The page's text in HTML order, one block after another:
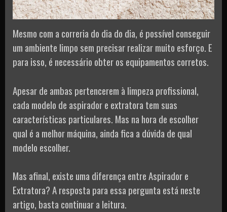
Mesmo com a correria do dia do dia, é possível conseguir
um ambiente limpo sem precisar realizar muito esforço. E
para isso, é necessário obter os equipamentos corretos.
Apesar de ambas pertencerem à limpeza profissional,
cada modelo de aspirador e extratora tem suas
características particulares. Mas na hora de escolher
qual é a melhor máquina, ainda fica a dúvida de qual
modelo escolher.
Mas afinal, existe uma diferença entre Aspirador e
Extratora? A resposta para essa pergunta está neste
artigo, basta continuar a leitura.